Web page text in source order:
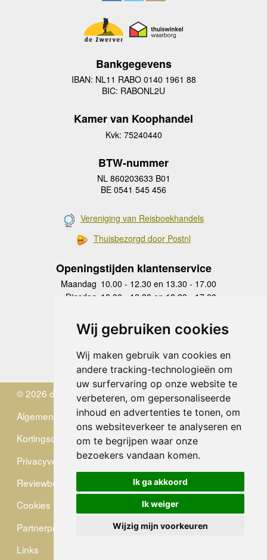
Wij gebruiken cookies
Wij maken gebruik van cookies en
andere tracking-technologieën om
uw surfervaring op onze website te
verbeteren, om gepersonaliseerde
inhoud en advertenties te tonen, om
ons websiteverkeer te analyseren en
om te begrijpen waar onze
bezoekers vandaan komen.
Ik ga akkoord
Ik weiger
Wijzig mijn voorkeuren
Bankgegevens
IBAN: NL11 RABO 0140 1961 88
BIC: RABONL2U
Kamer van Koophandel
Kvk: 75240440
BTW-nummer
NL 860203633 B01
BE 0541 545 456
Vereniging van Reisboekhandels
Thuisbezorgd door Postnl
Openingstijden klantenservice
Maandag 10.00 - 12.30 en 13.30 - 17.00
Dinsdag 10.00 - 12.30 en 13.30 - 17.00
Donderdag
10.00 - 12.30 en 13.30 - 17.00
Vrijdag 10.00 - 12.30 en 13.30 - 17.00
Zaterdag
gesloten
Zondag
gesloten
© 2026 de Zwerver
Algemene Voorwaarden
Kortingscode
Privacyverklaring
Reviewbeleid
Cookies
Partnerprogramma
Links